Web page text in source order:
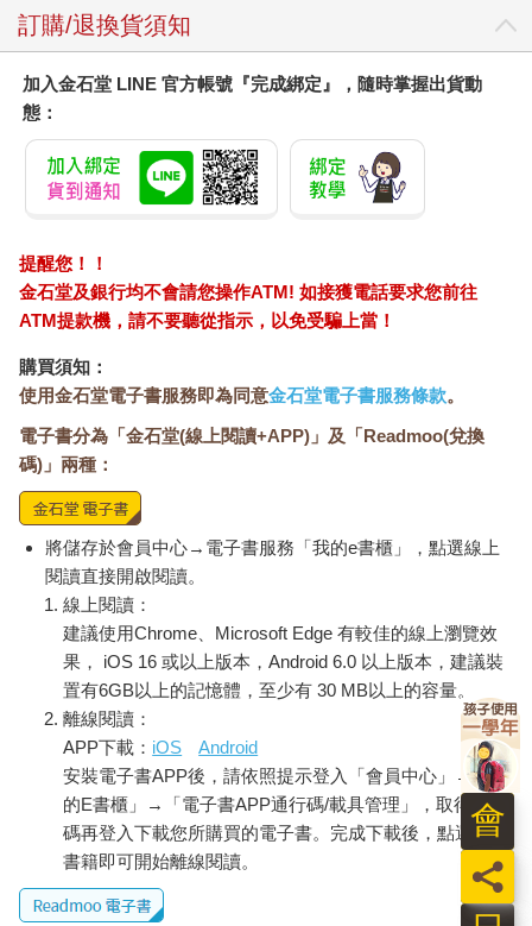
訂購/退換貨須知
加入金石堂 LINE 官方帳號『完成綁定』，隨時掌握出貨動
態：
提醒您！！
金石堂及銀行均不會請您操作ATM! 如接獲電話要求您前往
ATM提款機，請不要聽從指示，以免受騙上當！
購買須知：
使用金石堂電子書服務即為同意金石堂電子書服務條款。
電子書分為「金石堂(線上閱讀+APP)」及「Readmoo(兌換
碼)」兩種：
將儲存於會員中心→電子書服務「我的e書櫃」，點選線上
閱讀直接開啟閱讀。
線上閱讀：
建議使用Chrome、Microsoft Edge 有較佳的線上瀏覽效
果， iOS 16 或以上版本，Android 6.0 以上版本，建議裝
置有6GB以上的記憶體，至少有 30 MB以上的容量。
離線閱讀：
APP下載： iOS
Android
安裝電子書APP後，請依照提示登入「會員中心」→「我
的E書櫃」→「電子書APP通行碼/載具管理」，取得通行
碼再登入下載您所購買的電子書。完成下載後，點選任一
書籍即可開始離線閱讀。
員
會